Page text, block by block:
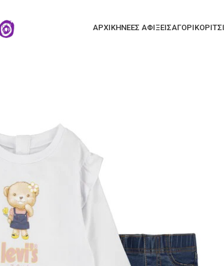
ΑΡΧΙΚΗΝΕΕΣ ΑΦΙΞΕΙΣΑΓΟΡΙΚΟΡΙΤΣΙ